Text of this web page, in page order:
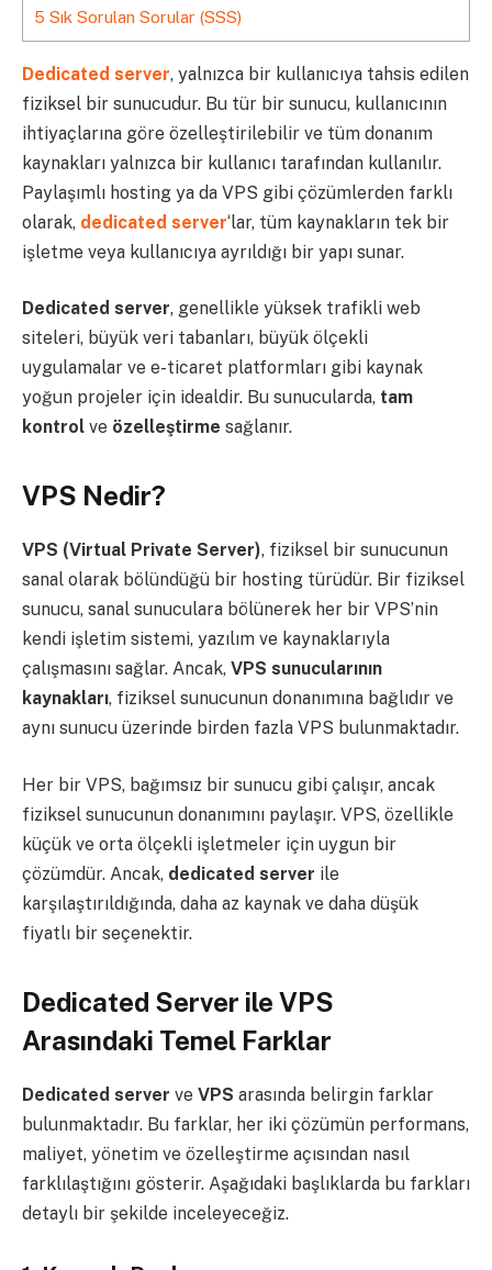
5 Sık Sorulan Sorular (SSS)
Dedicated server, yalnızca bir kullanıcıya tahsis edilen
fiziksel bir sunucudur. Bu tür bir sunucu, kullanıcının
ihtiyaçlarına göre özelleştirilebilir ve tüm donanım
kaynakları yalnızca bir kullanıcı tarafından kullanılır.
Paylaşımlı hosting ya da VPS gibi çözümlerden farklı
olarak, dedicated server‘lar, tüm kaynakların tek bir
işletme veya kullanıcıya ayrıldığı bir yapı sunar.
Dedicated server, genellikle yüksek trafikli web
siteleri, büyük veri tabanları, büyük ölçekli
uygulamalar ve e-ticaret platformları gibi kaynak
yoğun projeler için idealdir. Bu sunucularda, tam
kontrol ve özelleştirme sağlanır.
VPS Nedir?
VPS (Virtual Private Server), fiziksel bir sunucunun
sanal olarak bölündüğü bir hosting türüdür. Bir fiziksel
sunucu, sanal sunuculara bölünerek her bir VPS’nin
kendi işletim sistemi, yazılım ve kaynaklarıyla
çalışmasını sağlar. Ancak, VPS sunucularının
kaynakları, fiziksel sunucunun donanımına bağlıdır ve
aynı sunucu üzerinde birden fazla VPS bulunmaktadır.
Her bir VPS, bağımsız bir sunucu gibi çalışır, ancak
fiziksel sunucunun donanımını paylaşır. VPS, özellikle
küçük ve orta ölçekli işletmeler için uygun bir
çözümdür. Ancak, dedicated server ile
karşılaştırıldığında, daha az kaynak ve daha düşük
fiyatlı bir seçenektir.
Dedicated Server ile VPS
Arasındaki Temel Farklar
Dedicated server ve VPS arasında belirgin farklar
bulunmaktadır. Bu farklar, her iki çözümün performans,
maliyet, yönetim ve özelleştirme açısından nasıl
farklılaştığını gösterir. Aşağıdaki başlıklarda bu farkları
detaylı bir şekilde inceleyeceğiz.